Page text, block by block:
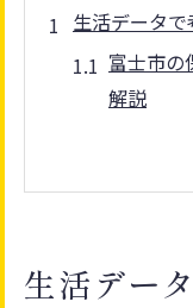
生活データ
富士市の
解説
保険の
保険人気
生活デー